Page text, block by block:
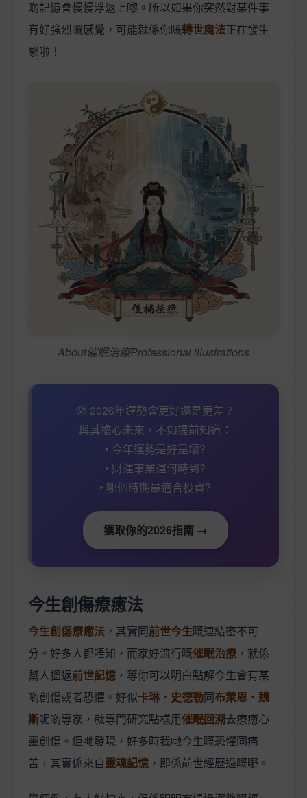
啲記憶會慢慢浮返上嚟。所以如果你突然對某件事
有好強烈嘅感覺，可能就係你嘅轉世魔法正在發生
緊啦！
About催眠治療Professional illustrations
😰 2026年運勢會更好還是更差？
與其擔心未來，不如提前知道：
• 今年運勢是好是壞?
• 財運事業運何時到?
• 哪個時期最適合投資?
獲取你的2026指南 →
今生創傷療癒法
今生創傷療癒法 ，其實同前世今生嘅連結密不可
分。好多人都唔知，而家好流行嘅催眠治療 ，就係
幫人搵返前世記憶 ，等你可以明白點解今生會有某
啲創傷或者恐懼。好似卡琳．史德勒同布萊恩‧魏
斯呢啲專家，就專門研究點樣用催眠回溯去療癒心
靈創傷。佢哋發現，好多時我哋今生嘅恐懼同痛
苦，其實係來自靈魂記憶 ，即係前世經歷過嘅嘢。